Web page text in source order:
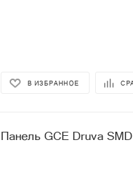
В ИЗБРАННОЕ
Панель GCE Druva